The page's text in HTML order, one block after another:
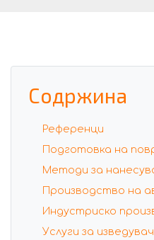
Содржина
Референци
Подготовка на
Методи за
Производство на
Индустриско
Услуги за